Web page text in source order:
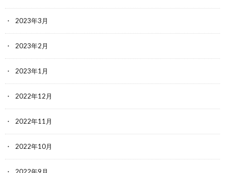
2023年3月
2023年2月
2023年1月
2022年12月
2022年11月
2022年10月
2022年9月